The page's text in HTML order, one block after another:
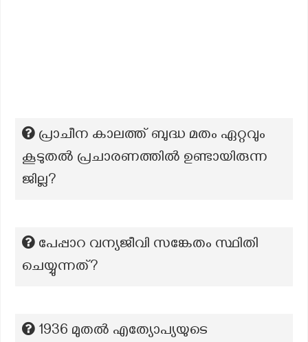
പ്രാചീന കാലത്ത് ബുദ്ധ മതം ഏറ്റവും
കൂടുതൽ പ്രചാരണത്തിൽ ഉണ്ടായിരുന്ന
ജില്ല?
പേപ്പാറ വന്യജീവി സങ്കേതം സ്ഥിതി
ചെയ്യുന്നത്?
1936 മുതൽ എത്യോപ്യയുടെ